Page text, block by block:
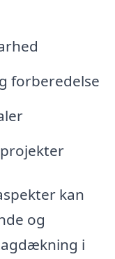
forberedelse
kan
og
i